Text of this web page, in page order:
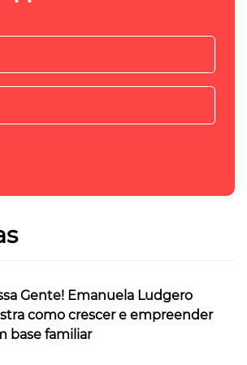
Gente! Emanuela Ludgero
como crescer e empreender
base familiar